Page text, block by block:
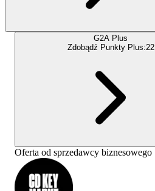
G2A Plus
Zdobądź Punkty Plus:22
Oferta od sprzedawcy biznesowego